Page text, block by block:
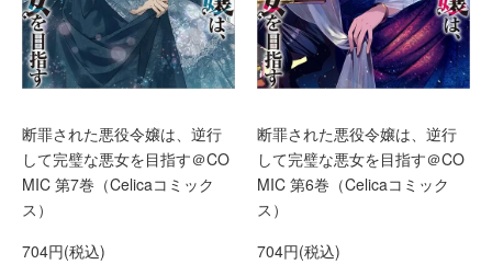
断罪された悪役令嬢は、逆行
して完璧な悪女を目指す＠CO
MIC 第7巻（Celicaコミック
ス）
704円(税込)
断罪された悪役令嬢は、逆行
して完璧な悪女を目指す＠CO
MIC 第6巻（Celicaコミック
ス）
704円(税込)